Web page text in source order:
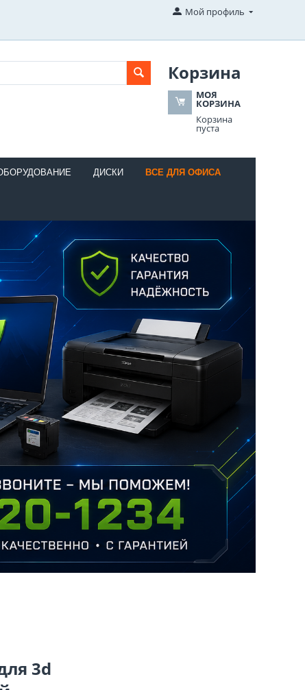
Мой профиль
Корзина
МОЯ
КОРЗИНА
Корзина
пуста
ДИСКИ ВСЕ ДЛЯ ОФИСА
3d